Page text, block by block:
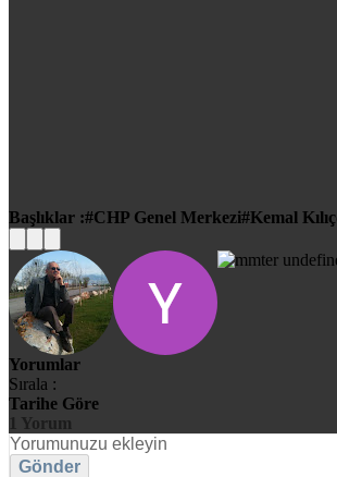
Başlıklar : CHP Genel Merkezi Kemal
Yorumlar
Sırala :
Tarihe Göre
1 Yorum
Gönder